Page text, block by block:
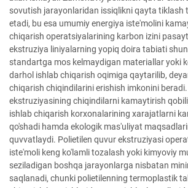
sovutish jarayonlaridan issiqlikni qayta tiklash
etadi, bu esa umumiy energiya iste'molini
chiqarish operatsiyalarining karbon izini
ekstruziya liniyalarning yopiq doira tabiati
standartga mos kelmaydigan materiallar yoki
darhol ishlab chiqarish oqimiga qaytarilib,
chiqarish chiqindilarini erishish imkonini
ekstruziyasining chiqindilarni kamaytirish
ishlab chiqarish korxonalarining xarajatlarni
qo'shadi hamda ekologik mas'uliyat
quvvatlaydi. Polietilen quvur ekstruziyasi
iste'moli keng ko'lamli tozalash yoki kimyoviy
seziladigan boshqa jarayonlarga nisbatan
saqlanadi, chunki polietilenning termoplastik